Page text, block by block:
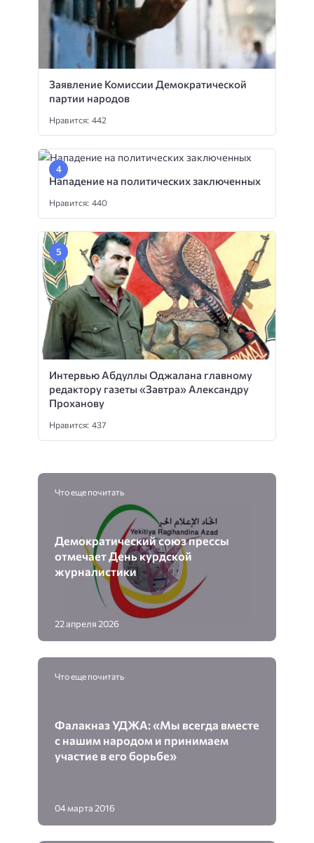
Заявление Комиссии Демократической
партии народов
Нравится: 442
Нападение на политических заключенных
Нравится: 440
Интервью Абдуллы Оджалана главному
редактору газеты «Завтра» Александру
Проханову
Нравится: 437
Что еще почитать
Демократический союз прессы
отмечает День курдской
журналистики
22 апреля 2026
Что еще почитать
Фалакназ УДЖА: «Мы всегда вместе
с нашим народом и принимаем
участие в его борьбе»
04 марта 2016